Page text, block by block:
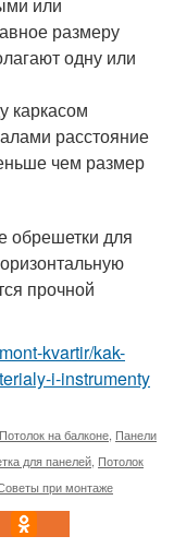
или
размеру
одну или
каркасом
расстояние
чем размер
обрешетки для
прочной
kvartir/kak-
i-instrumenty
Потолок на балконе Панели
для панелей Потолок
при монтаже